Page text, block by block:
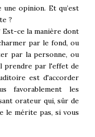
opinion. Et qu’est
?
Est-ce la manière dont
par le fond, ou
par la personne, ou
prendre par l'effet de
est d'accorder
favorablement les
orateur qui, sûr de
le mérite pas, si vous